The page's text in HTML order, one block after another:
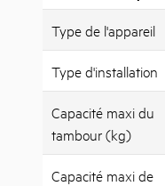
Type de l'appareil
Type d'installation
Capacité maxi du
tambour (kg)
Capacité maxi de